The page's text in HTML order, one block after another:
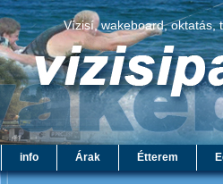
Vízisí, wakeboard, oktatás,
info Árak Étterem